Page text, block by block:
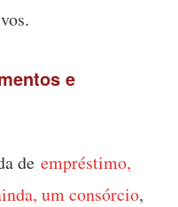
e
de empréstimo,
um consórcio,